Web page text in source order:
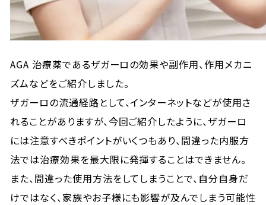
AGA 治療薬であるザガーロの効果や副作用、作用メカニ
ズムなどをご紹介しました。
ザガーロの流通経路として、インターネットなどが使用さ
れることがありますが、今回ご紹介したように、ザガーロ
には注意すべきポイントがいくつもあり、間違った内服方
法では治療効果を最大限に発揮することはできません。
また、間違った使用方法をしてしまうことで、自分自身だ
けではなく、家族やお子様にも影響が及んでしまう可能性